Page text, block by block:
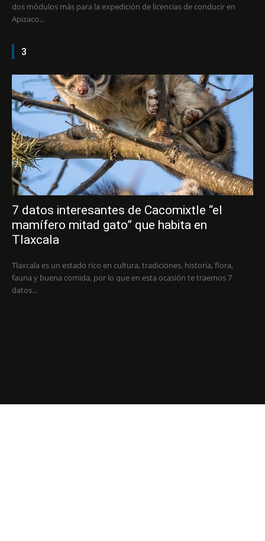
dos módulos más para la expedición de licencias de conducir en
Apizaco...
3
7 datos interesantes de Cacomixtle “el
mamífero mitad gato” que habita en
Tlaxcala
Tlaxcala es un estado rico en cultura, tradiciones, historia, flora,
fauna y buena comida, por lo que en esta ocasión te traemos 7
datos...